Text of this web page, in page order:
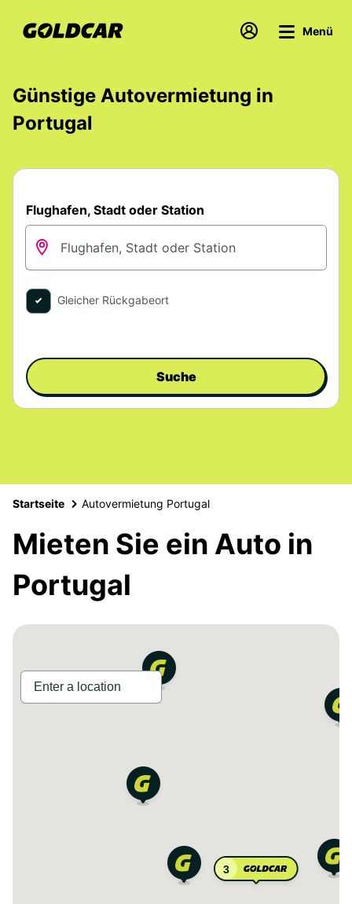
Menü
Günstige Autovermietung in
Portugal
Flughafen, Stadt oder Station
Gleicher Rückgabeort
Suche
Startseite Autovermietung Portugal
Mieten Sie ein Auto in
Portugal
3